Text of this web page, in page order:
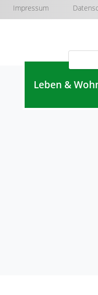
Impressum
Leben &